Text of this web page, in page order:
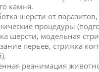
камня.
шерсти от
процедуры
шерсти, модельная
перьев, стрижка
реанимация